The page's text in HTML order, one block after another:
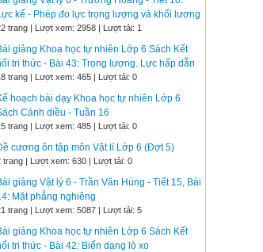
kế - Phép đo lực trọng lượng và khối lượng
trang | Lượt xem: 2958 | Lượt tải: 1
giảng Khoa học tự nhiên Lớp 6 Sách Kết
tri thức - Bài 43: Trọng lượng. Lực hấp dẫn
trang | Lượt xem: 465 | Lượt tải: 0
hoạch bài dạy Khoa học tự nhiên Lớp 6
Cánh diều - Tuần 16
trang | Lượt xem: 485 | Lượt tải: 0
cương ôn tập môn Vật lí Lớp 6 (Đợt 5)
trang | Lượt xem: 630 | Lượt tải: 0
giảng Vật lý 6 - Trần Văn Hùng - Tiết 15, Bài
Mặt phẳng nghiêng
trang | Lượt xem: 5087 | Lượt tải: 5
giảng Khoa học tự nhiên Lớp 6 Sách Kết
tri thức - Bài 42: Biến dạng lò xo